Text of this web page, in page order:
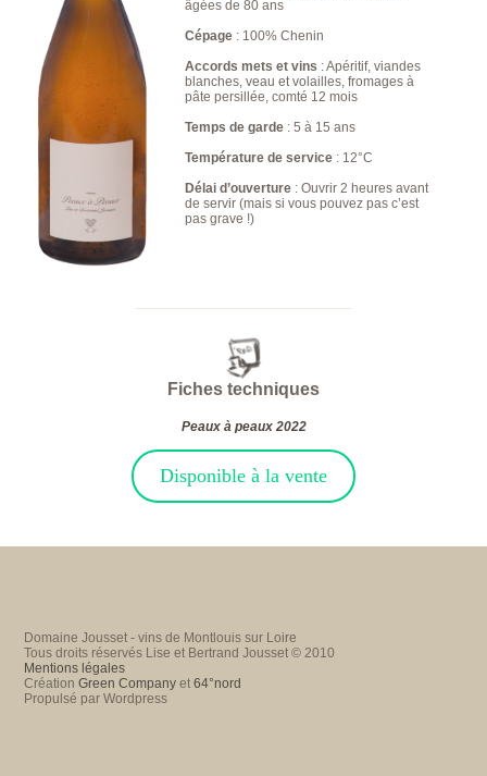
âgées de 80 ans
Cépage: 100% Chenin
Accords mets et vins : Apéritif, viandes
blanches, veau et volailles, fromages à
pâte persillée, comté 12 mois
Temps de garde: 5 à 15 ans
Température de service: 12°C
Délai d’ouverture: Ouvrir 2 heures avant
de servir (mais si vous pouvez pas c’est
pas grave !)
Fiches techniques
Peaux à peaux 2022
Disponible à la vente
Domaine Jousset - vins de Montlouis sur Loire
Tous droits réservés Lise et Bertrand Jousset © 2010
Mentions légales
CréationGreen Company et64°nord
Propulsé par Wordpress